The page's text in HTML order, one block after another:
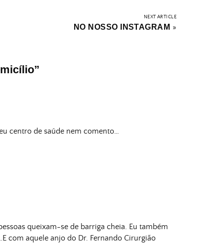
NEXT ARTICLE
NO NOSSO INSTAGRAM »
”
centro de saúde nem comento…
queixam-se de barriga cheia. Eu também
com aquele anjo do Dr. Fernando Cirurgião